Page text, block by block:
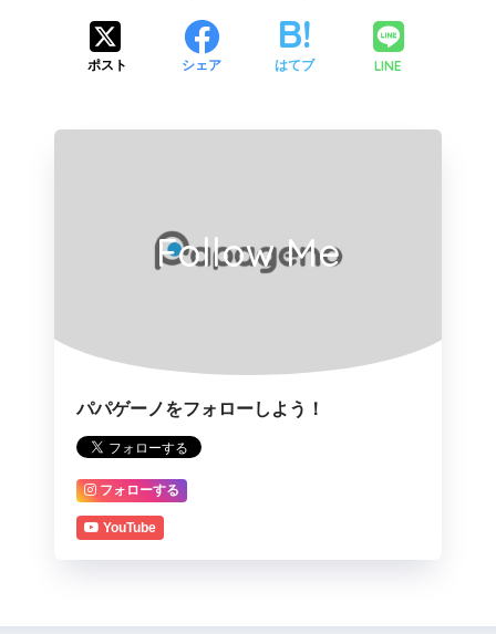
ポスト シェア はてブ LINE
Follow Me
パパゲーノをフォローしよう！
フォローする
YouTube